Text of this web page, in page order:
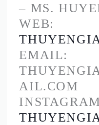
– MS.
WEB:
EMAIL:
AIL.COM